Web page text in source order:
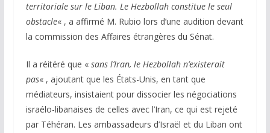
territoriale sur le Liban. Le Hezbollah constitue le seul
obstacle« , a affirmé M. Rubio lors d’une audition devant
la commission des Affaires étrangères du Sénat.
Il a réitéré que « sans l’Iran, le Hezbollah n’existerait
pas« , ajoutant que les États-Unis, en tant que
médiateurs, insistaient pour dissocier les négociations
israélo-libanaises de celles avec l’Iran, ce qui est rejeté
par Téhéran. Les ambassadeurs d’Israël et du Liban ont